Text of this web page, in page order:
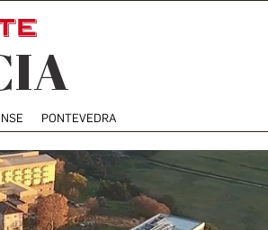
PONTEVEDRA